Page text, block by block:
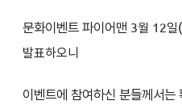
문화이벤트 파이어맨 3월 12일
발표하오니
이벤트에 참여하신 분들께서는